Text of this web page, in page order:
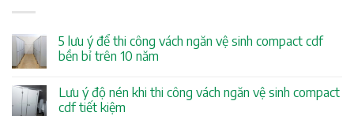
5 lưu ý để thi công vách ngăn vệ sinh compact cdf
bền bỉ trên 10 năm
Lưu ý độ nén khi thi công vách ngăn vệ sinh compact
cdf tiết kiệm